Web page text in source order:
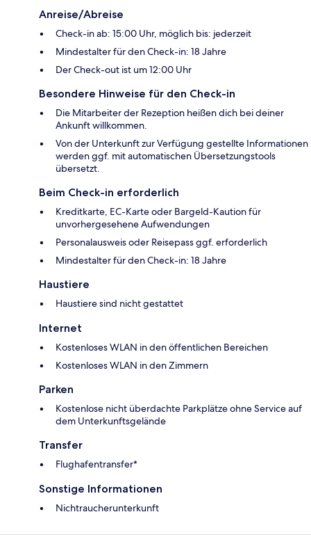
Anreise/Abreise
Check-in ab: 15:00 Uhr, möglich bis: jederzeit
Mindestalter für den Check-in: 18 Jahre
Der Check-out ist um 12:00 Uhr
Besondere Hinweise für den Check-in
Die Mitarbeiter der Rezeption heißen dich bei deiner
Ankunft willkommen.
Von der Unterkunft zur Verfügung gestellte Informationen
werden ggf. mit automatischen Übersetzungstools
übersetzt.
Beim Check-in erforderlich
Kreditkarte, EC-Karte oder Bargeld-Kaution für
unvorhergesehene Aufwendungen
Personalausweis oder Reisepass ggf. erforderlich
Mindestalter für den Check-in: 18 Jahre
Haustiere
Haustiere sind nicht gestattet
Internet
Kostenloses WLAN in den öffentlichen Bereichen
Kostenloses WLAN in den Zimmern
Parken
Kostenlose nicht überdachte Parkplätze ohne Service auf
dem Unterkunftsgelände
Transfer
Flughafentransfer*
Sonstige Informationen
Nichtraucherunterkunft